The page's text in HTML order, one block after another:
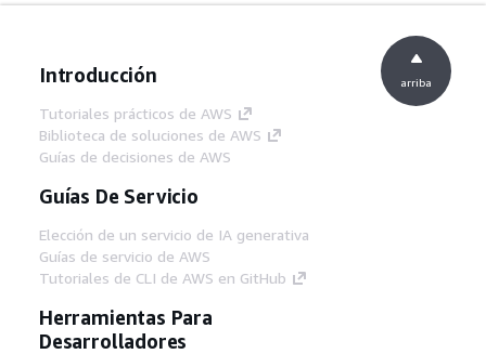
Introducción
Tutoriales prácticos de AWS
Biblioteca de soluciones de AWS
Guías de decisiones de AWS
Guías De Servicio
Elección de un servicio de IA generativa
Guías de servicio de AWS
Tutoriales de CLI de AWS en GitHub
Herramientas Para
Desarrolladores
arriba